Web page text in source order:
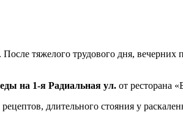
тяжелого трудового дня, вечерних
на 1-я Радиальная ул. от ресторана
длительного стояния у